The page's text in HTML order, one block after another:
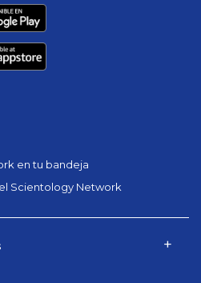
en tu bandeja
Scientology Network